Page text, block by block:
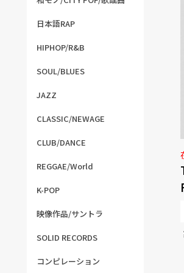
日本語RAP
HIPHOP/R&B
SOUL/BLUES
JAZZ
CLASSIC/NEWAGE
CLUB/DANCE
REGGAE/World
K-POP
映像作品/サントラ
SOLID RECORDS
コンピレーション